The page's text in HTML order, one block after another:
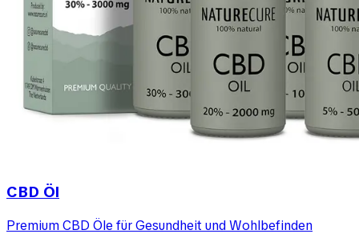
CBD Öl
Premium CBD Öle für Gesundheit und Wohlbefinden